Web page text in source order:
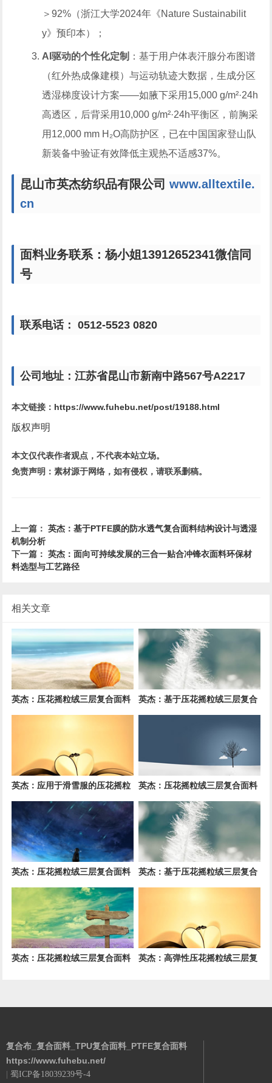
＞92%（浙江大学2024年《Nature Sustainabilit
y》预印本）；
AI驱动的个性化定制 ：基于用户体表汗腺分布图谱
（红外热成像建模）与运动轨迹大数据，生成分区
透湿梯度设计方案——如腋下采用15,000 g/m²·24h
高透区，后背采用10,000 g/m²·24h平衡区，前胸采
用12,000 mm H₂O高防护区，已在中国国家登山队
新装备中验证有效降低主观热不适感37%。
昆山市英杰纺织品有限公司www.alltextile.
cn
面料业务联系：杨小姐13912652341微信同
号
联系电话： 0512-5523 0820
公司地址：江苏省昆山市新南中路567号A2217
本文链接： https://www.fuhebu.net/post/19188.html
版权声明
本文仅代表作者观点，不代表本站立场。
免责声明：素材源于网络，如有侵权，请联系删稿。
上一篇：英杰：基于PTFE膜的防水透气复合面料结构设计与透湿
机制分析
下一篇：英杰：面向可持续发展的三合一贴合冲锋衣面料环保材
料选型与工艺路径
相关文章
英杰：压花摇粒绒三层复合面料
英杰：基于压花摇粒绒三层复合
英杰：应用于滑雪服的压花摇粒
绒三层复合面料抗撕裂与耐磨性
提升技术
英杰：压花摇粒绒三层复合面料
在户外风衣和夹克中的应用与性
能
英杰：压花摇粒绒三层复合面料
在户外运动服饰中的保暖与透气
性能研究
英杰：基于压花摇粒绒三层复合
英杰：压花摇粒绒三层复合面料
英杰：高弹性压花摇粒绒三层复
复合布_复合面料_TPU复合面料_PTFE复合面料
https://www.fuhebu.net/
蜀ICP备18039239号-4